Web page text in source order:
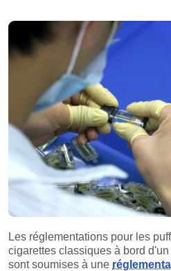
Les réglementations pour les
cigarettes classiques à bord
sont soumises à une